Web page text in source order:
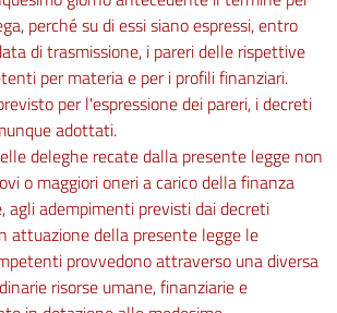
Capo II
organizzazioni di volontariato e sulle associazioni di
promozione sociale
Capo III
Delle scritture contabili
Capo IV
perché su di essi siano espressi, entro
di trasmissione, i pareri delle rispettive
per materia e per i profili finanziari.
per l'espressione dei pareri, i decreti
adottati.
deleghe recate dalla presente legge non
o maggiori oneri a carico della finanza
agli adempimenti previsti dai decreti
attuazione della presente legge le
provvedono attraverso una diversa
risorse umane, finanziarie e